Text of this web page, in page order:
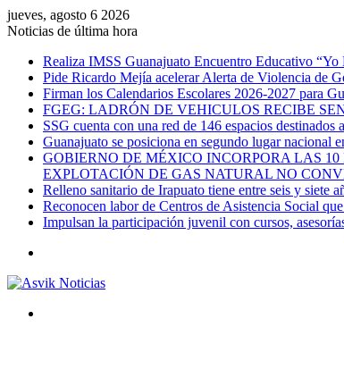
jueves, agosto 6 2026
Noticias de última hora
Realiza IMSS Guanajuato Encuentro Educativo “Yo
Pide Ricardo Mejía acelerar Alerta de Violencia de
Firman los Calendarios Escolares 2026-2027 para
FGEG: LADRÓN DE VEHICULOS RECIBE
SSG cuenta con una red de 146 espacios destinados
Guanajuato se posiciona en segundo lugar nacional
GOBIERNO DE MÉXICO INCORPORA LAS
EXPLOTACIÓN DE GAS NATURAL NO
Relleno sanitario de Irapuato tiene entre seis y siete
Reconocen labor de Centros de Asistencia Social
Impulsan la participación juvenil con cursos,